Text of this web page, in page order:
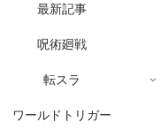
最新記事
呪術廻戦
転スラ
ワールドトリガー